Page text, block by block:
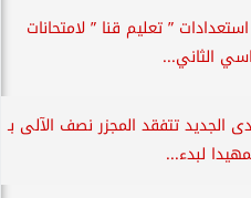
” تعليم قنا ” لامتحانات
الثاني...
الجديد تتفقد المجزر نصف الآلى بـ
لبدء...